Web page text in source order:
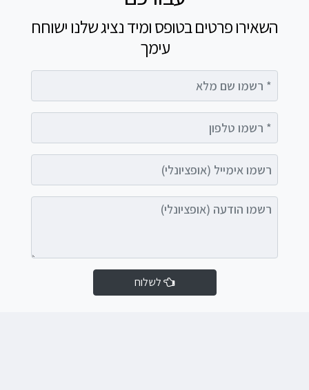
השאירו פרטים בטופס ומיד נציג שלנו ישוחח
עימך
רשמו הודעה (אופציונלי)
לשלוח